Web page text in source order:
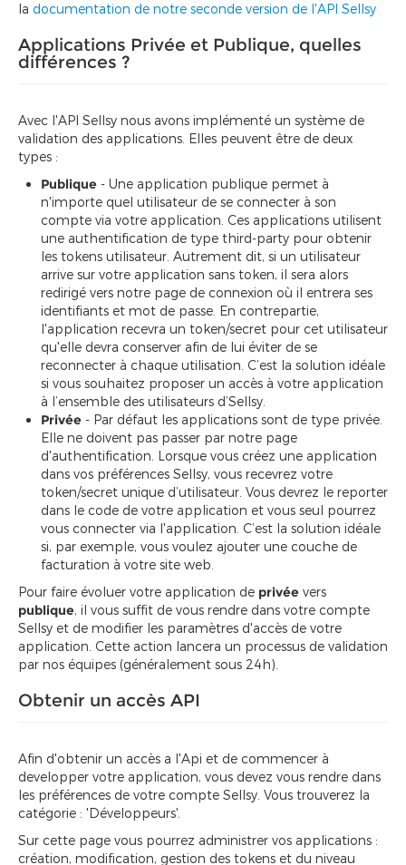
la documentation de notre seconde version de l'API Sellsy
Applications Privée et Publique, quelles
différences ?
Avec l'API Sellsy nous avons implémenté un système de
validation des applications. Elles peuvent être de deux
types :
Publique - Une application publique permet à
n'importe quel utilisateur de se connecter à son
compte via votre application. Ces applications utilisent
une authentification de type third-party pour obtenir
les tokens utilisateur. Autrement dit, si un utilisateur
arrive sur votre application sans token, il sera alors
redirigé vers notre page de connexion où il entrera ses
identifiants et mot de passe. En contrepartie,
l'application recevra un token/secret pour cet utilisateur
qu'elle devra conserver afin de lui éviter de se
reconnecter à chaque utilisation. C’est la solution idéale
si vous souhaitez proposer un accès à votre application
à l’ensemble des utilisateurs d’Sellsy.
Privée - Par défaut les applications sont de type privée.
Elle ne doivent pas passer par notre page
d'authentification. Lorsque vous créez une application
dans vos préférences Sellsy, vous recevrez votre
token/secret unique d’utilisateur. Vous devrez le reporter
dans le code de votre application et vous seul pourrez
vous connecter via l'application. C’est la solution idéale
si, par exemple, vous voulez ajouter une couche de
facturation à votre site web.
Pour faire évoluer votre application de privée vers
publique, il vous suffit de vous rendre dans votre compte
Sellsy et de modifier les paramètres d'accès de votre
application. Cette action lancera un processus de validation
par nos équipes (généralement sous 24h).
Obtenir un accès API
Afin d'obtenir un accès a l'Api et de commencer à
developper votre application, vous devez vous rendre dans
les préférences de votre compte Sellsy. Vous trouverez la
catégorie : 'Développeurs'.
Sur cette page vous pourrez administrer vos applications :
création, modification, gestion des tokens et du niveau